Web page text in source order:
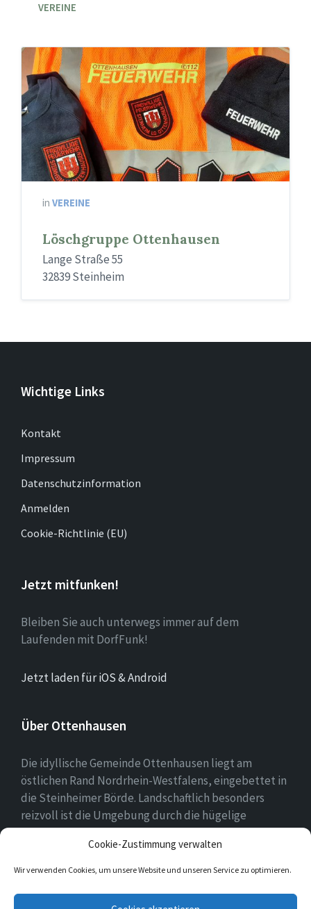
Cookie-Zustimmung verwalten
Wir verwenden Cookies, um unsere Website und unseren Service zu optimieren.
VEREINE
in VEREINE
Löschgruppe Ottenhausen
Lange Straße 55
32839 Steinheim
Wichtige Links
Kontakt
Impressum
Datenschutzinformation
Anmelden
Cookie-Richtlinie (EU)
Jetzt mitfunken!
Bleiben Sie auch unterwegs immer auf dem
Laufenden mit DorfFunk!
Jetzt laden für iOS & Android
Über Ottenhausen
Die idyllische Gemeinde Ottenhausen liegt am
östlichen Rand Nordrhein-Westfalens, eingebettet in
die Steinheimer Börde. Landschaftlich besonders
reizvoll ist die Umgebung durch die hügelige
Landschaft des naheliegenden Eggegebirges als
Ausläufer des Teutoburger Waldes.
Facebook Twitter Instagram